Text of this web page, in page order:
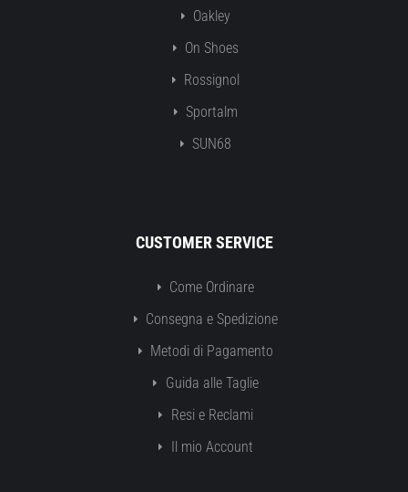
Oakley
On Shoes
Rossignol
Sportalm
SUN68
CUSTOMER SERVICE
Come Ordinare
Consegna e Spedizione
Metodi di Pagamento
Guida alle Taglie
Resi e Reclami
Il mio Account